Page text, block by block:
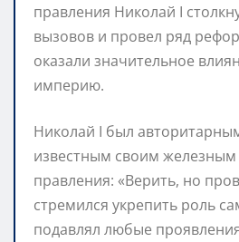
правления Николай I
вызовов и провел ряд
оказали значительное
империю.
Николай I был
известным своим
правления: «Верить, но
стремился укрепить роль
подавлял любые